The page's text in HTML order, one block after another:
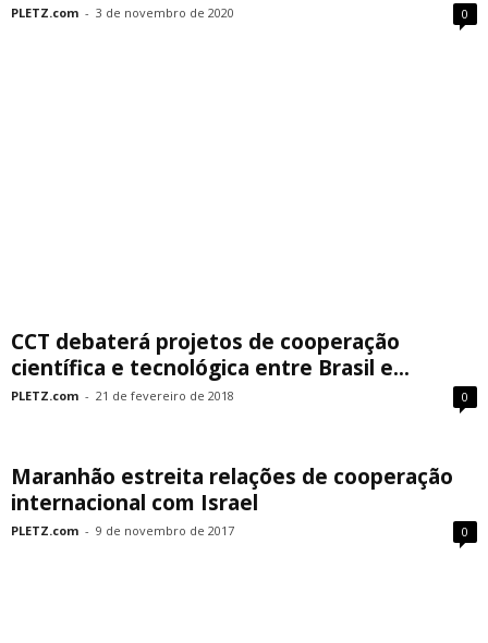
PLETZ.com - 3 de novembro de 2020 0
CCT debaterá projetos de cooperação
científica e tecnológica entre Brasil e...
PLETZ.com - 21 de fevereiro de 2018 0
Maranhão estreita relações de cooperação
internacional com Israel
PLETZ.com - 9 de novembro de 2017 0